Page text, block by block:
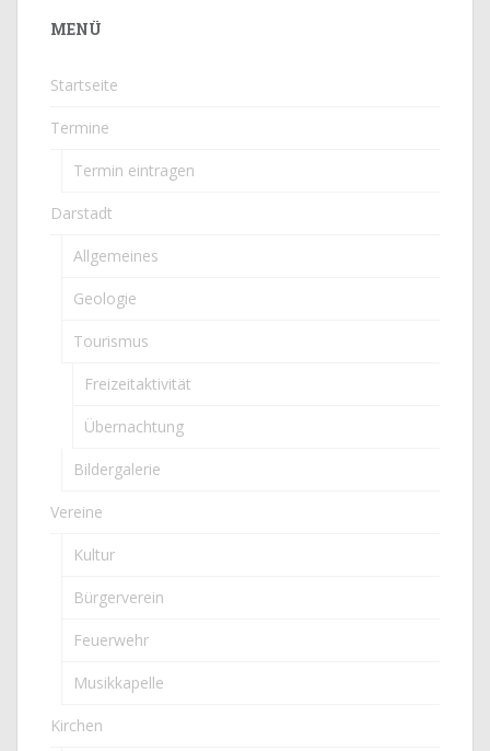
MENÜ
Startseite
Termine
Termin eintragen
Darstadt
Allgemeines
Geologie
Tourismus
Freizeitaktivität
Übernachtung
Bildergalerie
Vereine
Kultur
Bürgerverein
Feuerwehr
Musikkapelle
Kirchen